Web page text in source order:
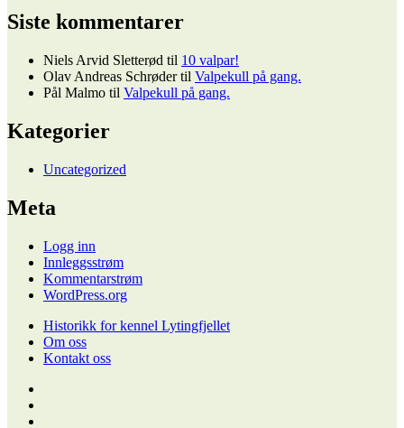
Siste kommentarer
Niels Arvid Sletterød til 10 valpar!
Olav Andreas Schrødertil Valpekull på gang.
Pål Malmo til Valpekull på gang.
Kategorier
Uncategorized
Meta
Logg inn
Innleggsstrøm
Kommentarstrøm
WordPress.org
Historikk for kennel Lytingfjellet
Om oss
Kontakt oss